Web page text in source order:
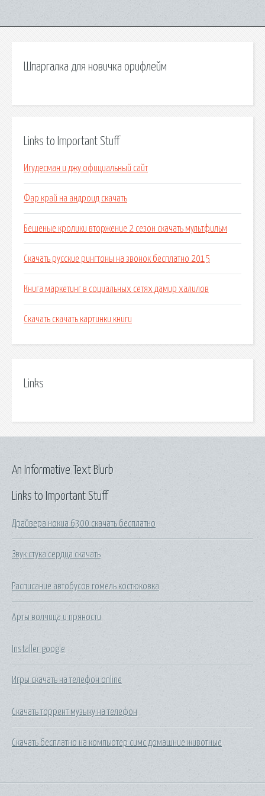
Шпаргалка для новичка орифлейм
Links to Important Stuff
Игудесман и джу официальный сайт
Фар край на андроид скачать
Бешеные кролики вторжение 2 сезон скачать мультфильм
Скачать русские рингтоны на звонок бесплатно 2015
Книга маркетинг в социальных сетях дамир халилов
Скачать скачать картинки книги
Links
Links to Important Stuff
Драйвера нокиа 6300 скачать бесплатно
Звук стука сердца скачать
Расписание автобусов гомель костюковка
Арты волчица и пряности
Installer google
Игры скачать на телефон online
Скачать торрент музыку на телефон
Скачать бесплатно на компьютер симс домашние животные
An Informative Text Blurb